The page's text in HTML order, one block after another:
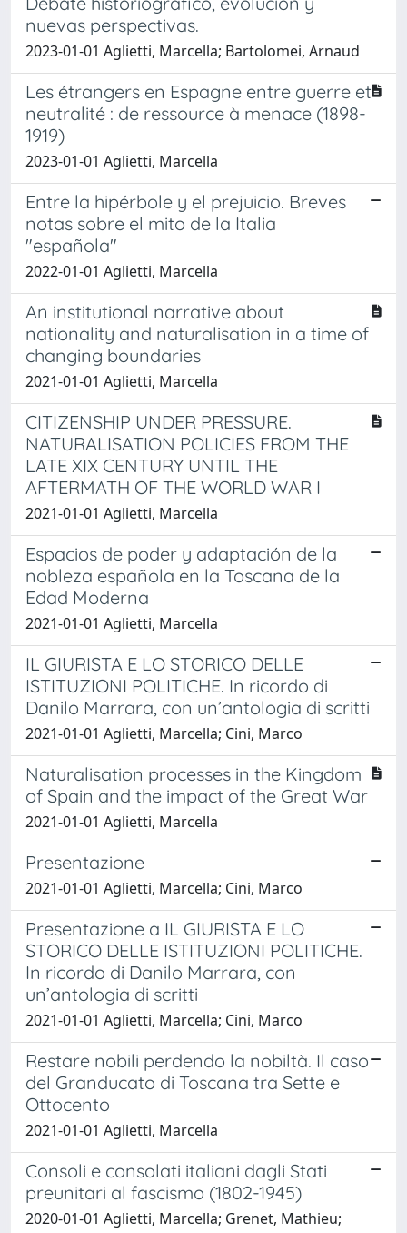
nuevas perspectivas.
2023-01-01 Aglietti, Marcella; Bartolomei, Arnaud
Les étrangers en Espagne entre guerre et
neutralité : de ressource à menace (1898-
1919)
2023-01-01 Aglietti, Marcella
Entre la hipérbole y el prejuicio. Breves
notas sobre el mito de la Italia
"española"
2022-01-01 Aglietti, Marcella
An institutional narrative about
nationality and naturalisation in a time of
changing boundaries
2021-01-01 Aglietti, Marcella
CITIZENSHIP UNDER PRESSURE.
NATURALISATION POLICIES FROM THE
LATE XIX CENTURY UNTIL THE
AFTERMATH OF THE WORLD WAR I
2021-01-01 Aglietti, Marcella
Espacios de poder y adaptación de la
nobleza española en la Toscana de la
Edad Moderna
2021-01-01 Aglietti, Marcella
IL GIURISTA E LO STORICO DELLE
ISTITUZIONI POLITICHE. In ricordo di
Danilo Marrara, con un’antologia di scritti
2021-01-01 Aglietti, Marcella; Cini, Marco
Naturalisation processes in the Kingdom
of Spain and the impact of the Great War
2021-01-01 Aglietti, Marcella
Presentazione
2021-01-01 Aglietti, Marcella; Cini, Marco
Presentazione a IL GIURISTA E LO
STORICO DELLE ISTITUZIONI POLITICHE.
In ricordo di Danilo Marrara, con
un’antologia di scritti
2021-01-01 Aglietti, Marcella; Cini, Marco
Restare nobili perdendo la nobiltà. Il caso
del Granducato di Toscana tra Sette e
Ottocento
2021-01-01 Aglietti, Marcella
Consoli e consolati italiani dagli Stati
preunitari al fascismo (1802-1945)
2020-01-01 Aglietti, Marcella; Grenet, Mathieu;